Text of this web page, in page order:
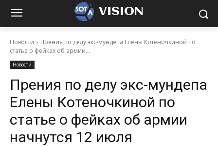
VISION
Новости
Прения по делу экс-мундепа Елены Котеночкиной по
статье о фейках об армии...
Новости
Прения по делу экс-мундепа
Елены Котеночкиной по
статье о фейках об армии
начнутся 12 июля